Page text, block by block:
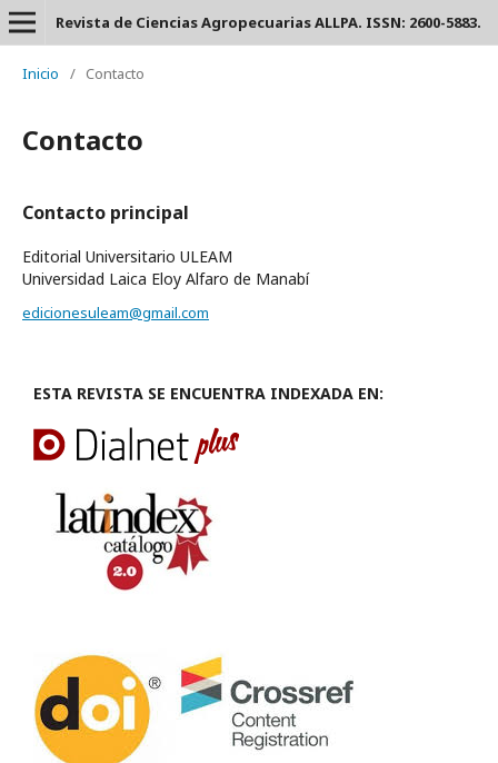
Revista de Ciencias Agropecuarias ALLPA. ISSN: 2600-5883.
Inicio / Contacto
Contacto
Contacto principal
Editorial Universitario ULEAM
Universidad Laica Eloy Alfaro de Manabí
edicionesuleam@gmail.com
ESTA REVISTA SE ENCUENTRA INDEXADA EN: